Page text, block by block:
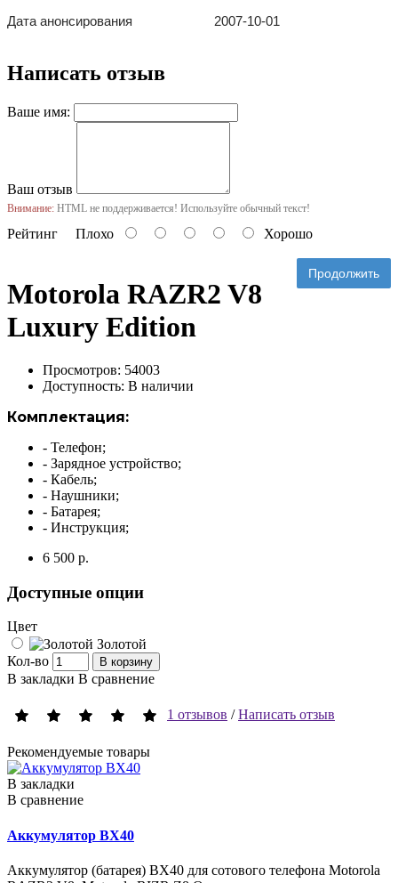
Дата анонсирования 2007-10-01
Написать отзыв
Ваше имя:
Ваш отзыв
Внимание: HTML не поддерживается! Используйте обычный текст!
Рейтинг Плохо Хорошо
Продолжить
Motorola RAZR2 V8
Luxury Edition
Просмотров: 54003
Доступность: В наличии
Комплектация:
- Телефон;
- Зарядное устройство;
- Кабель;
- Наушники;
- Батарея;
- Инструкция;
6 500 р.
Доступные опции
Цвет
Золотой
Кол-во
В корзину
В закладки В сравнение
1 отзывов /Написать отзыв
Рекомендуемые товары
В закладки
В сравнение
Аккумулятор BX40
Аккумулятор (батарея) BX40 для сотового телефона Motorola